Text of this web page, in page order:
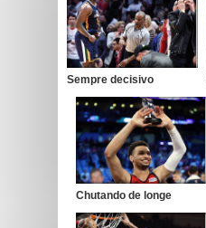
Sempre decisivo
Chutando de longe